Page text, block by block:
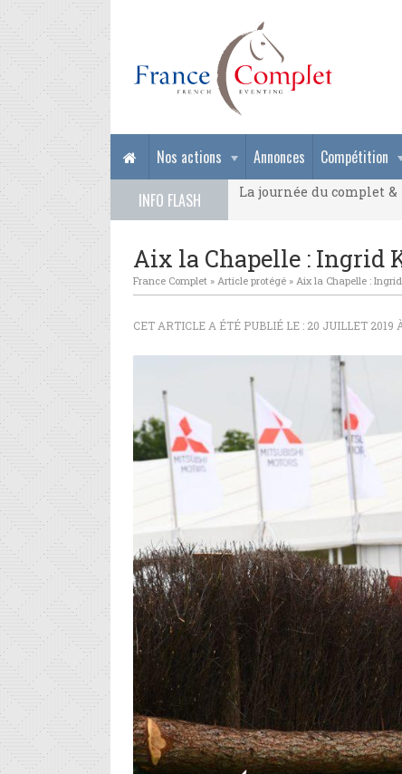
Nos actions Annonces Compétition
INFO FLASH
La journée du complet
La journée du complet
Aix la Chapelle : Ingrid
France Complet » Article protégé » Aix la Chapelle :
CET ARTICLE A ÉTÉ PUBLIÉ LE : 20 JUILLET 2019